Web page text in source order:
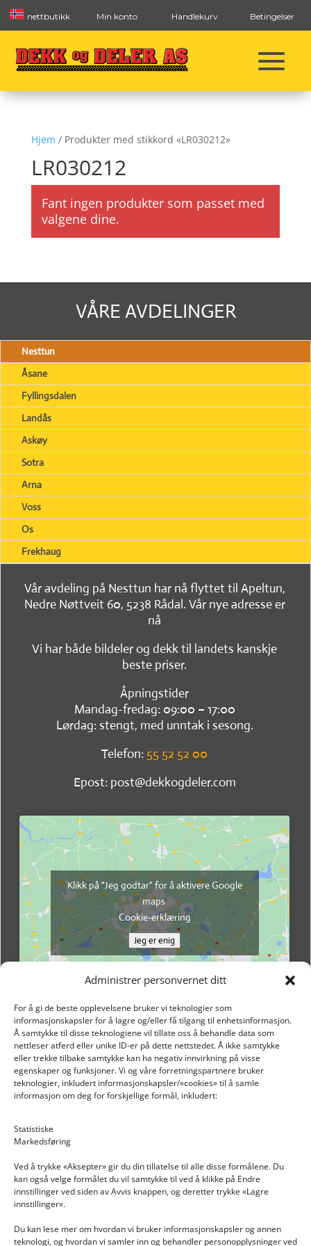
Administrer personvernet ditt
For å gi de beste opplevelsene bruker vi teknologier som
informasjonskapsler for å lagre og/eller få tilgang til enhetsinformasjon.
Å samtykke til disse teknologiene vil tillate oss å behandle data som
nettleser atferd eller unike ID-er på dette nettstedet. Å ikke samtykke
eller trekke tilbake samtykke kan ha negativ innvirkning på visse
egenskaper og funksjoner. Vi og våre forretningspartnere bruker
teknologier, inkludert informasjonskapsler/«cookies» til å samle
informasjon om deg for forskjellige formål, inkludert:
Statistiske
Markedsføring
Ved å trykke «Aksepter» gir du din tillatelse til alle disse formålene. Du
kan også velge formålet du vil samtykke til ved å klikke på Endre
innstillinger ved siden av Avvis knappen, og deretter trykke «Lagre
innstillinger».
Du kan lese mer om hvordan vi bruker informasjonskapsler og annen
teknologi, og hvordan vi samler inn og behandler personopplysninger ved
nettbutikk Min konto Handlekurv Betingelser
Hjem / Produkter med stikkord «LR030212»
LR030212
Fant ingen produkter som passet med
valgene dine.
VÅRE AVDELINGER
Nesttun
Åsane
Fyllingsdalen
Landås
Askøy
Sotra
Arna
Voss
Os
Frekhaug
Vår avdeling på Nesttun har nå flyttet til Apeltun,
Nedre Nøttveit 60, 5238 Rådal. Vår nye adresse er
nå
Vi har både bildeler og dekk til landets kanskje
beste priser.
Åpningstider
Mandag-fredag: 09:00 – 17:00
Lørdag: stengt, med unntak i sesong.
Telefon: 55 52 52 00
Epost: post@dekkogdeler.com
Klikk på "Jeg godtar" for å aktivere Google
maps
Cookie-erklæring
Jeg er enig
INFORMASJON